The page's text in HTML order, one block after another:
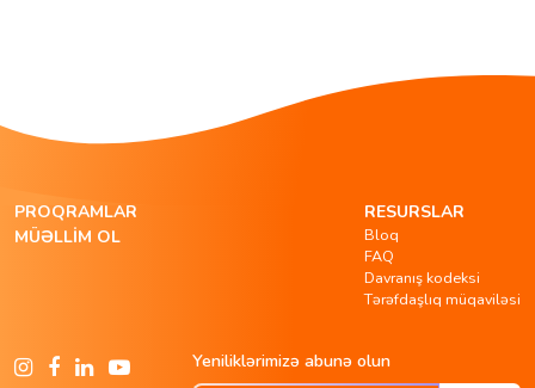
PROQRAMLAR
MÜƏLLIM OL
RESURSLAR
Bloq
FAQ
Davranış kodeksi
Tərəfdaşlıq müqaviləsi
Yeniliklərimizə abunə olun